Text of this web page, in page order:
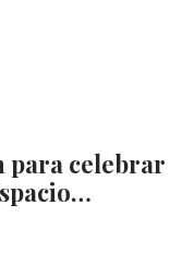
para celebrar